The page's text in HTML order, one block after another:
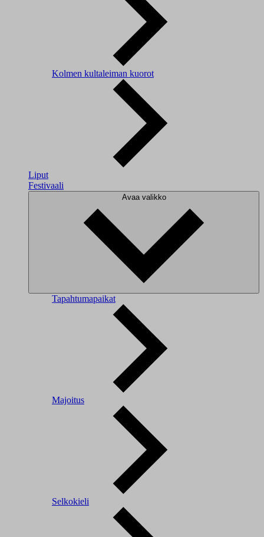
Kolmen kultaleiman kuorot
Liput
Festivaali
Avaa valikko
Tapahtumapaikat
Majoitus
Selkokieli